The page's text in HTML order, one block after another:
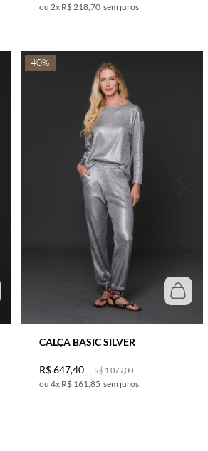
2x R$ 218,70 sem juros
40%
CALÇA BASIC SILVER
R$1.079,00
R$647,40
4x R$ 161,85 sem juros